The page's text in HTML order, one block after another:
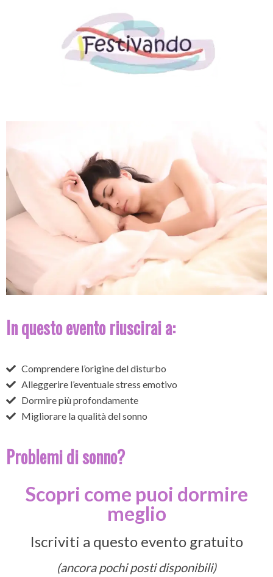
In questo evento riuscirai a:
Comprendere l’origine del disturbo
Alleggerire l’eventuale stress emotivo
Dormire più profondamente
Migliorare la qualità del sonno
Problemi di sonno?
Scopri come puoi dormire
meglio
Iscriviti a questo evento gratuito
(ancora pochi posti disponibili)